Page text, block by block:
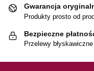
Gwarancja
Produkty prosto od
Bezpieczne
Przelewy